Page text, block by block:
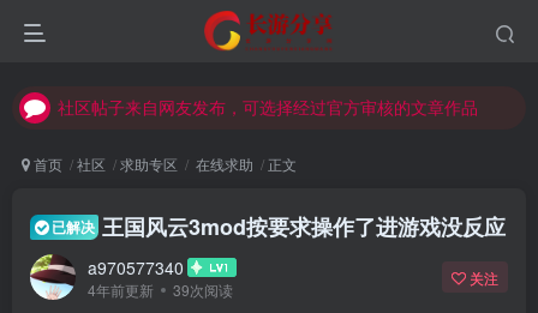
社区帖子来自网友发布，可选择经过官方审核的文章作品
社区帖子来自网友发布，可选择经过官方审核的文章作品
首页 社区 求助专区 在线求助 正文
已解决 王国风云3mod按要求操作了进游戏没反应
a970577340
4年前更新 39次阅读
关注